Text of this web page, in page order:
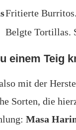
Fritierte Burritos.
Belgte Tortillas.
einem Teig
mit der
Sorten, die
Masa